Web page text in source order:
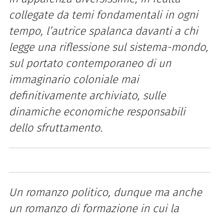
collegate da temi fondamentali in ogni
tempo, l’autrice spalanca davanti a chi
legge una riflessione sul sistema-mondo,
sul portato contemporaneo di un
immaginario coloniale mai
definitivamente archiviato, sulle
dinamiche economiche responsabili
dello sfruttamento.
Un romanzo politico, dunque ma anche
un romanzo di formazione in cui la